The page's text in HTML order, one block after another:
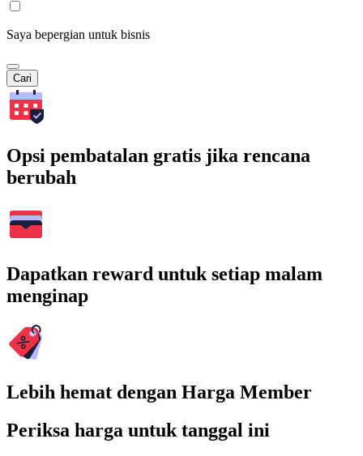
Saya bepergian untuk bisnis
Cari
Opsi pembatalan gratis jika rencana
berubah
Dapatkan reward untuk setiap malam
menginap
Lebih hemat dengan Harga Member
Periksa harga untuk tanggal ini